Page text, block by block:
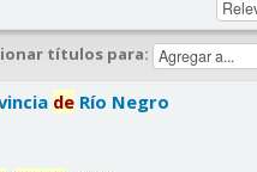
títulos para:
de Río Negro